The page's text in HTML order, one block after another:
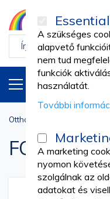
TERMÉKEK
Otthon
A szükséges
alapvető
nem tud
funkciók
használatát.
További
A marketing
nyomon
szolgálnak az
adatokat és